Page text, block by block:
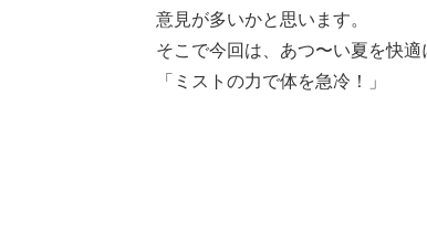
意見が多いかと思います。
そこで今回は、あつ〜い夏を快
「ミストの力で体を急冷！」